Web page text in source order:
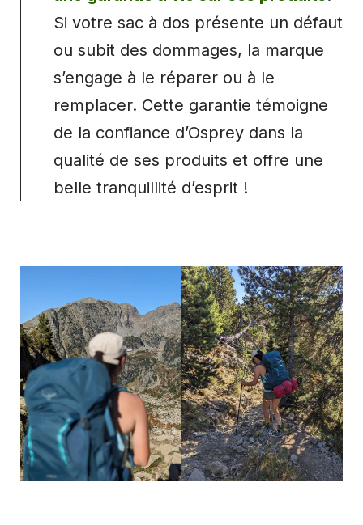
Si votre sac à dos présente un défaut
ou subit des dommages, la marque
s’engage à le réparer ou à le
remplacer. Cette garantie témoigne
de la confiance d’Osprey dans la
qualité de ses produits et offre une
belle tranquillité d’esprit !